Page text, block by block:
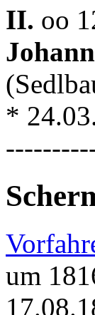
II. oo
*
um